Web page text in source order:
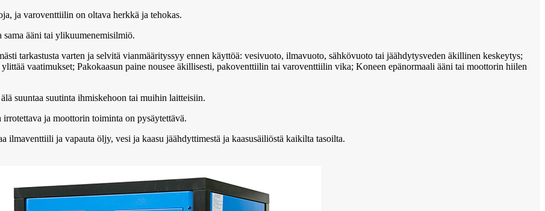
ja varoventtiilin on oltava herkkä ja tehokas.
ääni tai ylikuumenemisilmiö.
tarkastusta varten ja selvitä vianmäärityssyy ennen käyttöä: vesivuoto, ilmavuoto, sähkövuoto tai jäähdytysveden äkillinen keskeytys;
vaatimukset; Pakokaasun paine nousee äkillisesti, pakoventtiilin tai varoventtiilin vika; Koneen epänormaali ääni tai moottorin hiilen
suuntaa suutinta ihmiskehoon tai muihin laitteisiin.
ja moottorin toiminta on pysäytettävä.
ilmaventtiili ja vapauta öljy, vesi ja kaasu jäähdyttimestä ja kaasusäiliöstä kaikilta tasoilta.